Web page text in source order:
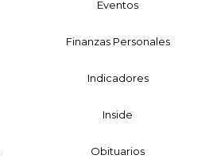
Eventos
Finanzas Personales
Indicadores
Inside
Obituarios